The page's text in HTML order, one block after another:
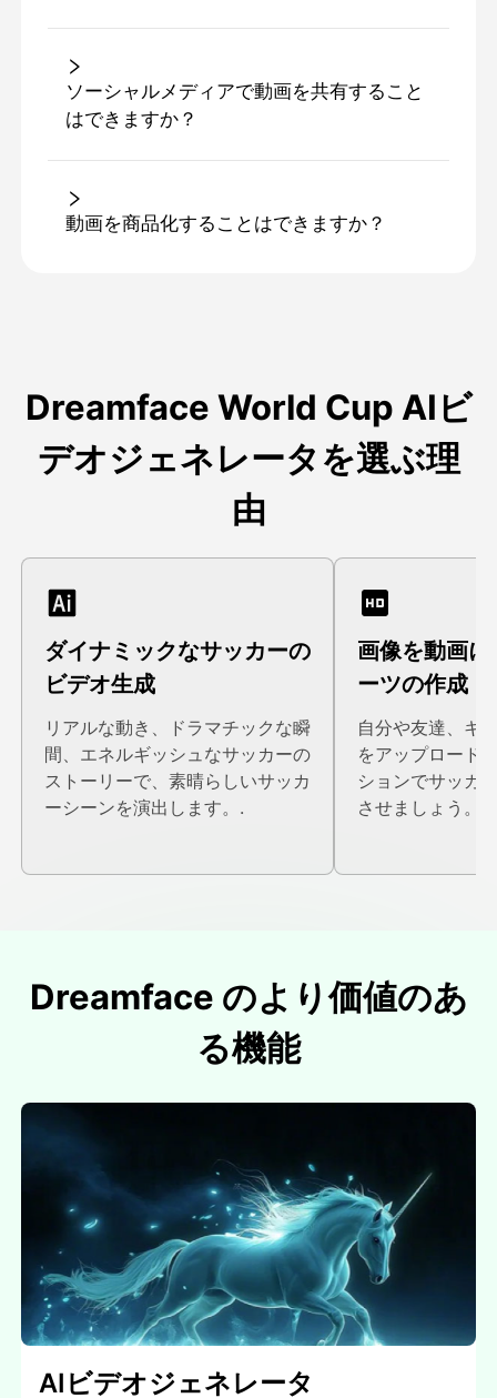
ソーシャルメディアで動画を共有すること
はできますか？
動画を商品化することはできますか？
Dreamface World Cup AIビ
デオジェネレータを選ぶ理
由
ダイナミックなサッカーの
ビデオ生成
リアルな動き、ドラマチックな瞬
間、エネルギッシュなサッカーの
ストーリーで、素晴らしいサッカ
ーシーンを演出します。.
画像を動画
ーツの作成
自分や友達、キ
をアップロード
ションでサッカ
させましょう。.
Dreamface のより価値のあ
る機能
AIビデオジェネレータ